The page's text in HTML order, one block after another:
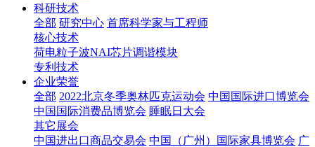
科研技术
全部 研究中心 首席科学家与工程师
核心技术
荷电粒子波NAI芯片调谐模块
专利技术
企业荣誉
全部 2022北京冬季奥林匹克运动会 中国国际进口博览会
中国国际消费品博览会 睡眠日大会
其它展会
中国进出口商品交易会 中国（广州）国际家具博览会 广